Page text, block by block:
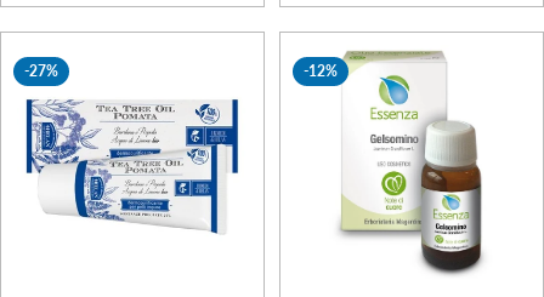
-27% -12%